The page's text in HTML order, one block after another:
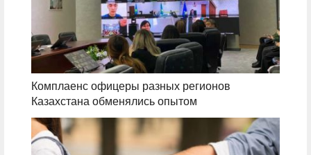
Комплаенс офицеры разных регионов
Казахстана обменялись опытом